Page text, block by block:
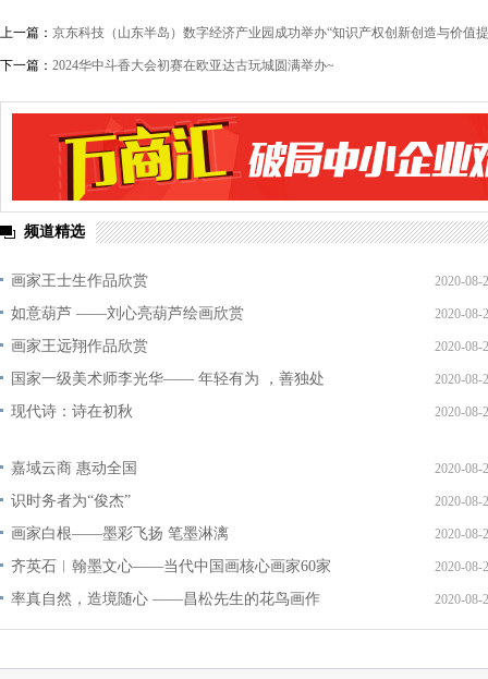
上一篇： 京东科技（山东半岛）数字经济产业园成功举办“知识产权创新创造与价值
下一篇： 2024华中斗香大会初赛在欧亚达古玩城圆满举办~
频道精选
画家王士生作品欣赏 2020-08-
如意葫芦 ——刘心亮葫芦绘画欣赏 2020-08-
画家王远翔作品欣赏 2020-08-
国家一级美术师李光华—— 年轻有为 ，善独处 2020-08-
现代诗：诗在初秋 2020-08-
嘉域云商 惠动全国 2020-08-
识时务者为“俊杰” 2020-08-
画家白根——墨彩飞扬 笔墨淋漓 2020-08-
齐英石︱翰墨文心——当代中国画核心画家60家 2020-08-
率真自然，造境随心 ——昌松先生的花鸟画作 2020-08-